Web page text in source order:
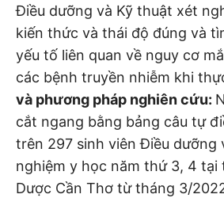
Điều dưỡng và Kỹ thuật xét
kiến thức và thái độ đúng và
yếu tố liên quan về nguy cơ
các bệnh truyền nhiễm khi
và phương pháp nghiên cứu:
cắt ngang bằng bảng câu tự
trên 297 sinh viên Điều dưỡng
nghiệm y học năm thứ 3, 4
Dược Cần Thơ từ tháng 3/